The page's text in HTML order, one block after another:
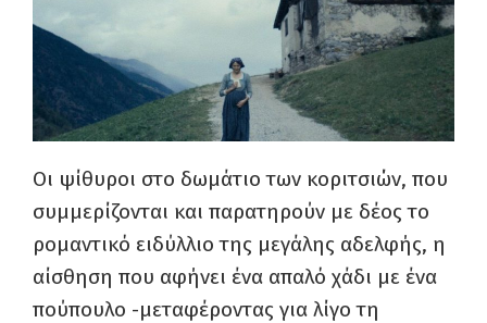
Οι ψίθυροι στο δωμάτιο των κοριτσιών, που
συμμερίζονται και παρατηρούν με δέος το
ρομαντικό ειδύλλιο της μεγάλης αδελφής, η
αίσθηση που αφήνει ένα απαλό χάδι με ένα
πούπουλο -μεταφέροντας για λίγο τη